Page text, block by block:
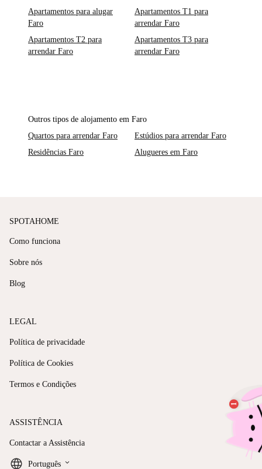
Apartamentos para alugar
Faro
Apartamentos T1 para
arrendar Faro
Apartamentos T2 para
arrendar Faro
Apartamentos T3 para
arrendar Faro
Outros tipos de alojamento em Faro
Quartos para arrendar Faro
Estúdios para arrendar Faro
Residências Faro
Alugueres em Faro
SPOTAHOME
Como funciona
Sobre nós
Blog
LEGAL
Política de privacidade
Política de Cookies
Termos e Condições
ASSISTÊNCIA
Contactar a Assistência
Português keyboard_arrow_down